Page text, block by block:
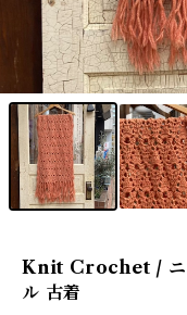
Knit Crochet / ニ
ル 古着